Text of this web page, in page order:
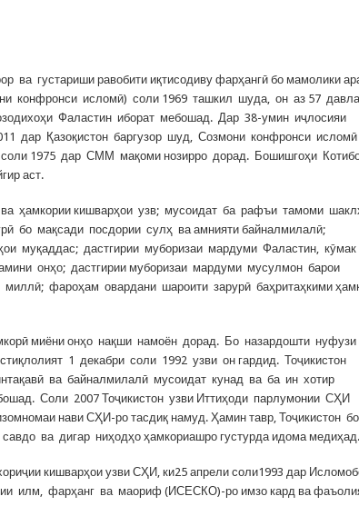
густариши равобити иқтисодиву фарҳангӣ бо мамолики
конфронси исломӣ) соли 1969 ташкил шуда, он аз 57
Фаластин иборат мебошад. Дар 38-умин иҷлосияи
дар Қазоқистон баргузор шуд, Созмони конфронси
1975 дар СММ мақоми нозирро дорад. Бошишгоҳи
аст.
ҳамкории кишварҳои узв; мусоидат ба рафъи тамоми
бо мақсади посдории сулҳ ва амнияти байналмилалӣ;
муқаддас; дастгирии муборизаи мардуми Фаластин, кӯмак
онҳо; дастгирии муборизаи мардуми мусулмон барои
фароҳам овардани шароити зарурӣ баҳритаҳкими
миёни онҳо нақши намоён дорад. Бо назардошти
1 декабри соли 1992 узви он гардид. Тоҷикистон
ва байналмилалӣ мусоидат кунад ва ба ин хотир
Соли 2007 Тоҷикистон узви Иттиҳоди парлумонии СҲИ
нави СҲИ-ро тасдиқ намуд. Ҳамин тавр, Тоҷикистон бо
ва дигар ниҳодҳо ҳамкориашро густурда идома медиҳад.
кишварҳои узви СҲИ, ки25 апрели соли1993 дар
илм, фарҳанг ва маориф (ИСЕСКО)-ро имзо кард ва